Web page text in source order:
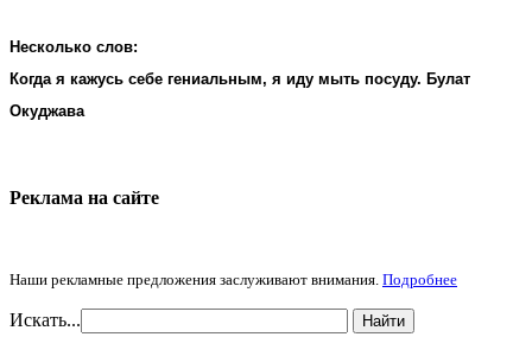
Несколько слов:
Когда я кажусь себе гениальным, я иду мыть посуду. Булат
Окуджава
Реклама на cайте
Наши рекламные предложения заслуживают внимания. Подробнее
Искать... Найти